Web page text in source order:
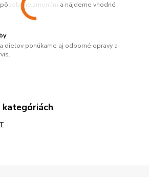
zmenám a nájdeme vhodné
dielov ponúkame aj odborné opravy a
kategóriách